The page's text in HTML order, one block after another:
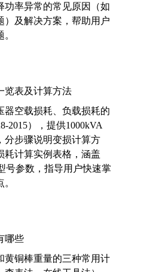
功率异常的常见原因（如
）及解决方案，帮助用户
览表及计算方法
器空载损耗、负载损耗的
2015），提供1000kVA
分步骤说明变损计算方
耗计算实例表格，涵盖
号参数，指导用户快速掌
哪些
黄铜棒重量的三种常用计